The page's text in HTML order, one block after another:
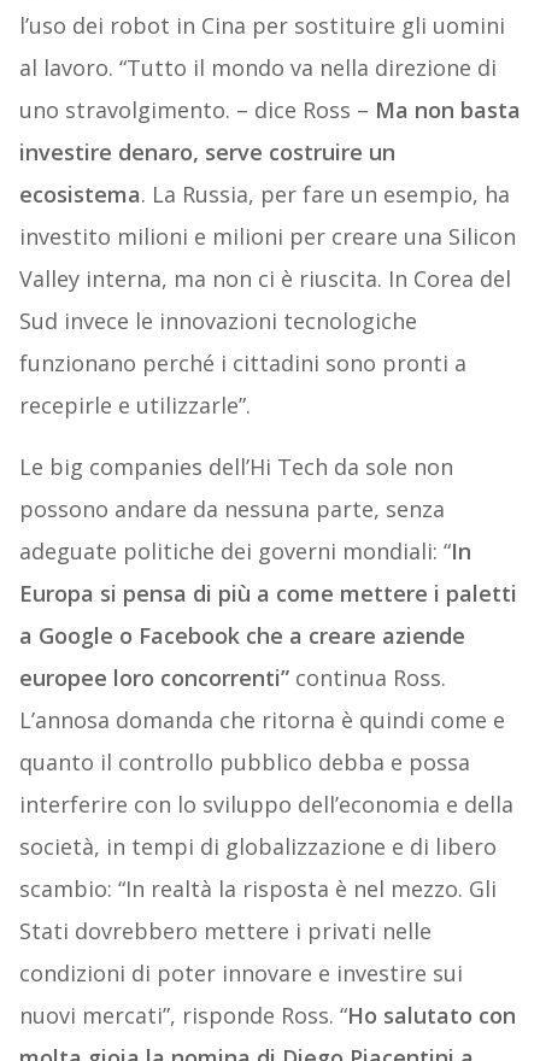
l’uso dei robot in Cina per sostituire gli uomini
al lavoro. “Tutto il mondo va nella direzione di
uno stravolgimento. – dice Ross – Ma non basta
investire denaro, serve costruire un
ecosistema. La Russia, per fare un esempio, ha
investito milioni e milioni per creare una Silicon
Valley interna, ma non ci è riuscita. In Corea del
Sud invece le innovazioni tecnologiche
funzionano perché i cittadini sono pronti a
recepirle e utilizzarle”.
Le big companies dell’Hi Tech da sole non
possono andare da nessuna parte, senza
adeguate politiche dei governi mondiali: “In
Europa si pensa di più a come mettere i paletti
a Google o Facebook che a creare aziende
europee loro concorrenti”continua Ross.
L’annosa domanda che ritorna è quindi come e
quanto il controllo pubblico debba e possa
interferire con lo sviluppo dell’economia e della
società, in tempi di globalizzazione e di libero
scambio: “In realtà la risposta è nel mezzo. Gli
Stati dovrebbero mettere i privati nelle
condizioni di poter innovare e investire sui
nuovi mercati”, risponde Ross. “Ho salutato con